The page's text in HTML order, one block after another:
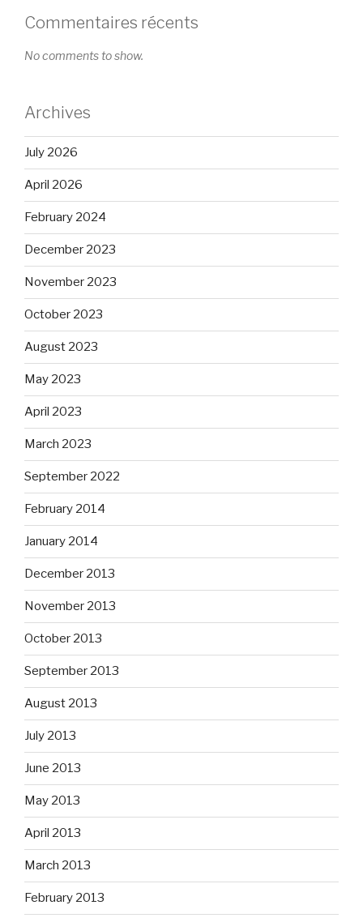
Commentaires récents
No comments to show.
Archives
July 2026
April 2026
February 2024
December 2023
November 2023
October 2023
August 2023
May 2023
April 2023
March 2023
September 2022
February 2014
January 2014
December 2013
November 2013
October 2013
September 2013
August 2013
July 2013
June 2013
May 2013
April 2013
March 2013
February 2013